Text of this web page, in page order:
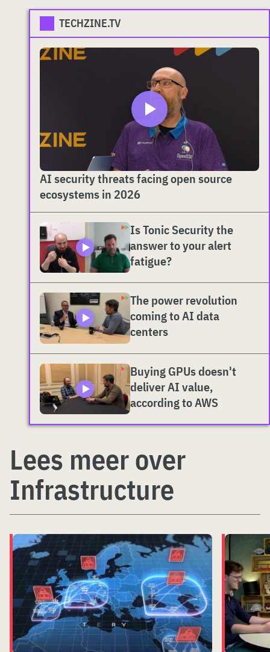
TECHZINE.TV
AI security threats facing open source
ecosystems in 2026
Is Tonic Security the
answer to your alert
fatigue?
The power revolution
coming to AI data
centers
Buying GPUs doesn't
deliver AI value,
according to AWS
Lees meer over
Infrastructure